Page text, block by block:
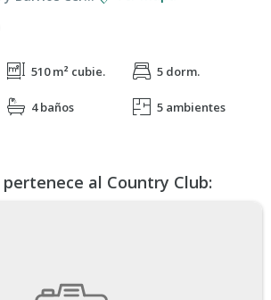
510 m² cubie. 5 dorm.
4 baños 5 ambientes
al Country Club: